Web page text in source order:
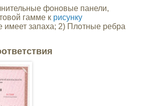
фоновые панели,
гамме к рисунку
имеет запаха; 2) Плотные ребра